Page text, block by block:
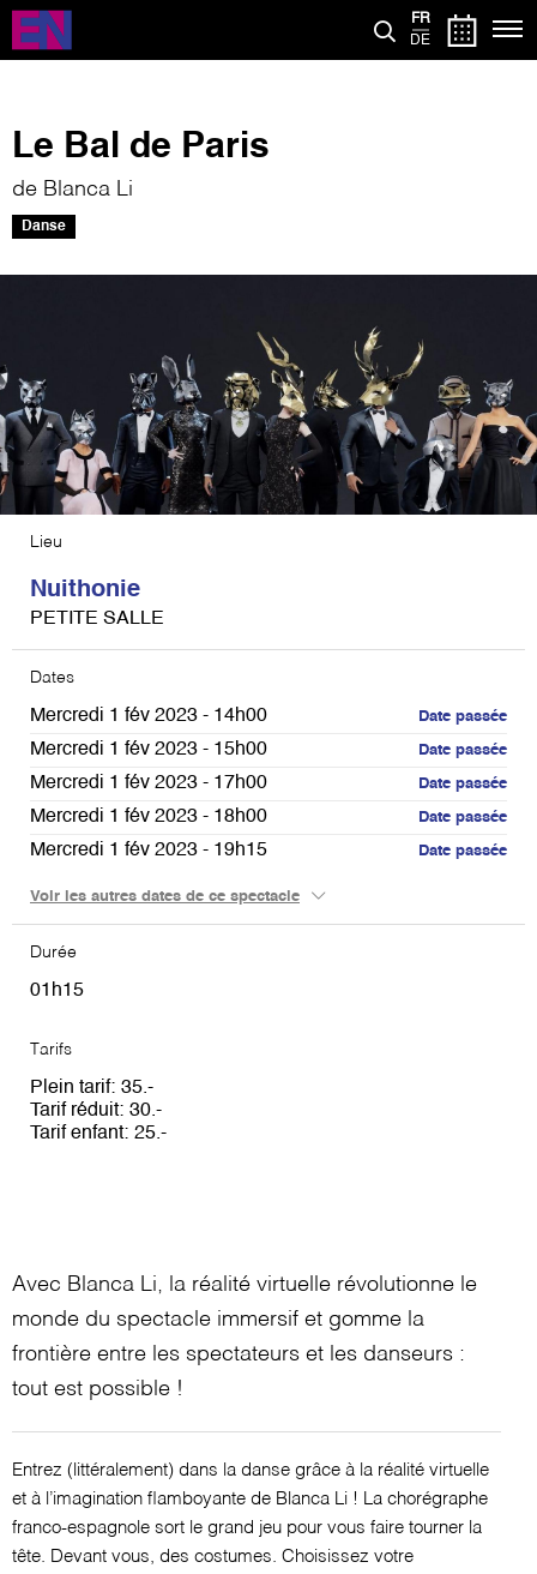
Aller
contenu
FR
DE
Le Bal de Paris
de Blanca Li
Danse
Lieu
Nuithonie
PETITE SALLE
Dates
Mercredi 1 fév 2023 - 14h00 Date passée
Mercredi 1 fév 2023 - 15h00 Date passée
Mercredi 1 fév 2023 - 17h00 Date passée
Mercredi 1 fév 2023 - 18h00 Date passée
Mercredi 1 fév 2023 - 19h15 Date passée
Jeudi 2 fév 2023 - 15h00
Jeudi 2 fév 2023 - 17h00
Jeudi 2 fév 2023 - 19h15
Jeudi 2 fév 2023 - 20h15
Vendredi 3 fév 2023 - 10h00
Vendredi 3 fév 2023 - 18h00 Date passée
Vendredi 3 fév 2023 - 19h15 Date passée
Vendredi 3 fév 2023 - 20h15 Date passée
Samedi 4 fév 2023 - 09h30
Samedi 4 fév 2023 - 12h45 Date passée
Samedi 4 fév 2023 - 13h45 Date passée
Samedi 4 fév 2023 - 14h45
Voir les autres dates de ce spectacle
Durée
01h15
Tarifs
Plein tarif 35
Tarif réduit 30
Tarif enfant 25
Avec Blanca Li, la réalité virtuelle révolutionne le
monde du spectacle immersif et gomme la
frontière entre les spectateurs et les danseurs :
tout est possible !
Entrez (littéralement) dans la danse grâce à la réalité virtuelle
et à l’imagination flamboyante de Blanca Li ! La chorégraphe
franco-espagnole sort le grand jeu pour vous faire tourner la
tête. Devant vous, des costumes. Choisissez votre